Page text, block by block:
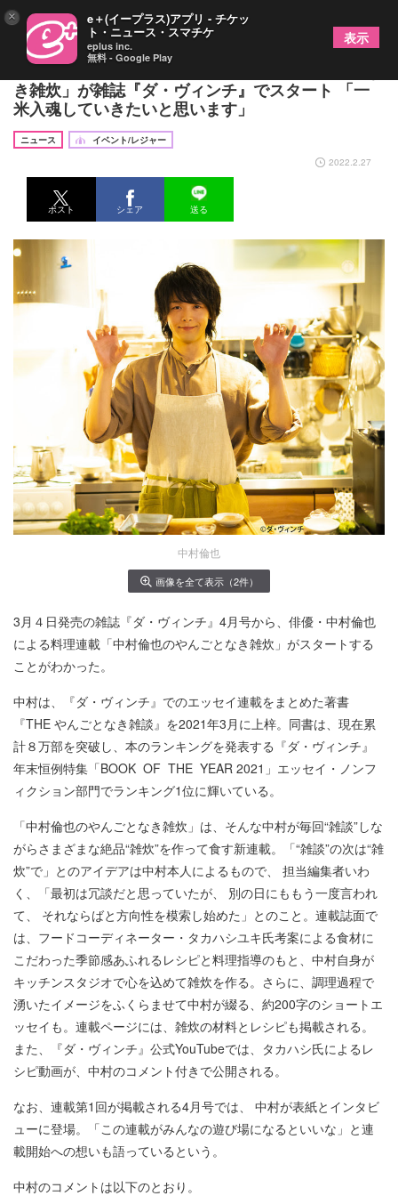
俳優・中村倫也の料理連載「中村倫也のやんごとな
き雑炊」が雑誌『ダ・ヴィンチ』でスタート 「一
米入魂していきたいと思います」
ニュース
イベント/レジャー
2022.2.27
ポスト シェア 送る
中村倫也
画像を全て表示（2件）
3月４日発売の雑誌『ダ・ヴィンチ』4月号から、俳優・中村倫也
による料理連載「中村倫也のやんごとなき雑炊」がスタートする
ことがわかった。
中村は、『ダ・ヴィンチ』でのエッセイ連載をまとめた著書
『THE やんごとなき雑談』を2021年3月に上梓。同書は、現在累
計８万部を突破し、本のランキングを発表する『ダ・ヴィンチ』
年末恒例特集「BOOK OF THE YEAR 2021」エッセイ・ノンフ
ィクション部門でランキング1位に輝いている。
「中村倫也のやんごとなき雑炊」は、そんな中村が毎回“雑談”しな
がらさまざまな絶品“雑炊”を作って食す新連載。「“雑談”の次は“雑
炊”で」とのアイデアは中村本人によるもので、 担当編集者いわ
く、「最初は冗談だと思っていたが、 別の日にももう一度言われ
て、 それならばと方向性を模索し始めた」とのこと。連載誌面で
は、フードコーディネーター・タカハシユキ氏考案による食材に
こだわった季節感あふれるレシピと料理指導のもと、中村自身が
キッチンスタジオで心を込めて雑炊を作る。さらに、調理過程で
湧いたイメージをふくらませて中村が綴る、約200字のショートエ
ッセイも。連載ページには、雑炊の材料とレシピも掲載される。
また、『ダ・ヴィンチ』公式YouTubeでは、タカハシ氏によるレ
シピ動画が、中村のコメント付きで公開される。
なお、連載第1回が掲載される4月号では、 中村が表紙とインタビ
ューに登場。「この連載がみんなの遊び場になるといいな」と連
載開始への想いも語っているという。
中村のコメントは以下のとおり。
× e＋(イープラス)アプリ - チケッ
ト・ニュース・スマチケ
eplus inc.
無料 - Google Play
表示